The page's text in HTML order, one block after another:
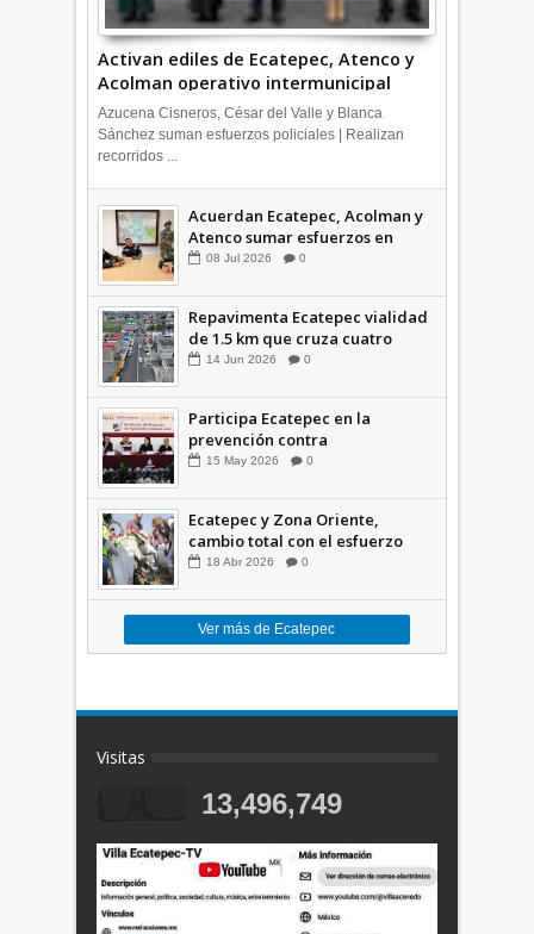
Activan ediles de Ecatepec, Atenco y
Acolman operativo intermunicipal
Azucena Cisneros, César del Valle y Blanca
Sánchez suman esfuerzos policiales | Realizan
recorridos ...
Acuerdan Ecatepec, Acolman y
Atenco sumar esfuerzos en
seguridad
08 Jul 2026 0
Repavimenta Ecatepec vialidad
de 1.5 km que cruza cuatro
comunidades +Video
14 Jun 2026 0
Participa Ecatepec en la
prevención contra
inundaciones en el Valle de
15 May 2026 0
Ecatepec y Zona Oriente,
cambio total con el esfuerzo
conjunto: Azucena; retiran 21
18 Abr 2026 0
Ver más de Ecatepec
Visitas
13,496,749